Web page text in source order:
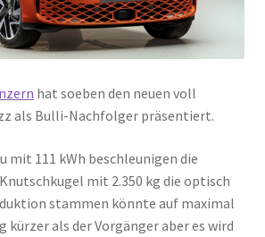
hat soeben den neuen voll
als Bulli-Nachfolger präsentiert.
mit 111 kWh beschleunigen die
mit 2.350 kg die optisch
stammen könnte auf maximal
kürzer als der Vorgänger aber es wird